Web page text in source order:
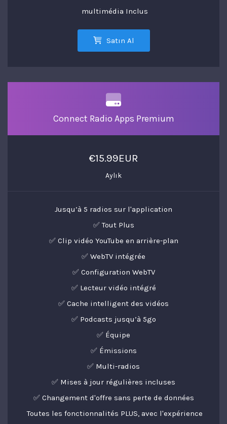
multimédia Inclus
Satın Al
Connect Radio Apps Premium
€15.99EUR
Aylık
Jusqu’à 5 radios sur l'application
✅ Tout Plus
✅ Clip vidéo YouTube en arrière-plan
✅ WebTV intégrée
✅ Configuration WebTV
✅ Lecteur vidéo intégré
✅ Cache intelligent des vidéos
✅ Podcasts jusqu’à 5go
✅ Équipe
✅ Émissions
✅ Multi-radios
✅ Mises à jour régulières incluses
✅ Changement d'offre sans perte de données
Toutes les fonctionnalités PLUS, avec l'expérience